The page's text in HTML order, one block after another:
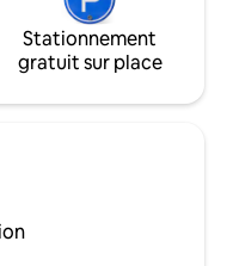
Stationnement
gratuit sur place